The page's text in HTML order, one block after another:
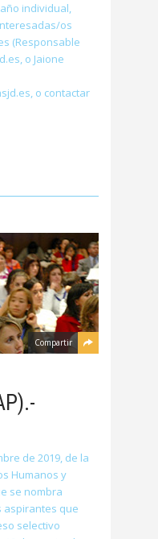
individual,
os
(Responsable
o Jaione
o contactar
Compartir
de 2019, de la
Humanos y
se nombra
aspirantes que
selectivo